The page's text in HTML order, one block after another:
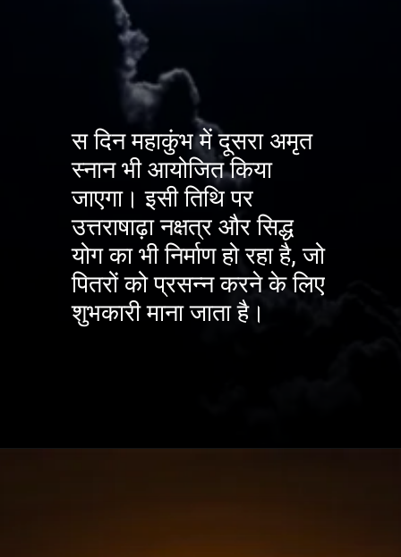
स दिन महाकुंभ में दूसरा अमृत
स्नान भी आयोजित किया
जाएगा। इसी तिथि पर
उत्तराषाढ़ा नक्षत्र और सिद्ध
योग का भी निर्माण हो रहा है, जो
पितरों को प्रसन्न करने के लिए
शुभकारी माना जाता है।